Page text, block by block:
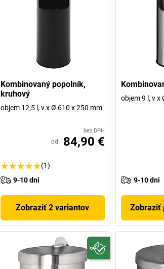
Kombinovaný popolník,
kruhový
objem 12,5 l, v x Ø 610 x 250 mm
bez DPH
od 84,90 €
(1)
9-10 dni
Zobraziť 2 variantov
objem 9 l, v x
9-10 dni
Zobraziť